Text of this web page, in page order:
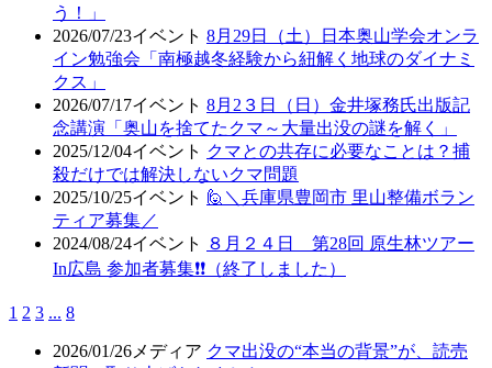
う！」
2026/07/23イベント 8月29日（土）日本奥山学会オンラ
イン勉強会「南極越冬経験から紐解く地球のダイナミ
クス」
2026/07/17イベント 8月2３日（日）金井塚務氏出版記
念講演「奥山を捨てたクマ～大量出没の謎を解く」
2025/12/04イベント クマとの共存に必要なことは？捕
殺だけでは解決しないクマ問題
2025/10/25イベント 🙋＼兵庫県豊岡市 里山整備ボラン
ティア募集／
2024/08/24イベント
８月２４日 第28回 原生林ツアー
In広島 参加者募集❗❗（終了しました）
1 2 3 ... 8
2026/01/26 メディア クマ出没の“本当の背景”が、読売